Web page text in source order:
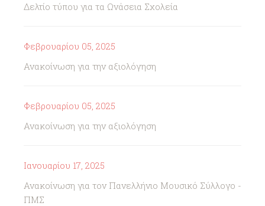
Δελτίο τύπου για τα Ωνάσεια Σχολεία
Φεβρουαρίου 05, 2025
Ανακοίνωση για την αξιολόγηση
Φεβρουαρίου 05, 2025
Ανακοίνωση για την αξιολόγηση
Ιανουαρίου 17, 2025
Ανακοίνωση για τον Πανελλήνιο Μουσικό Σύλλογο -
ΠΜΣ